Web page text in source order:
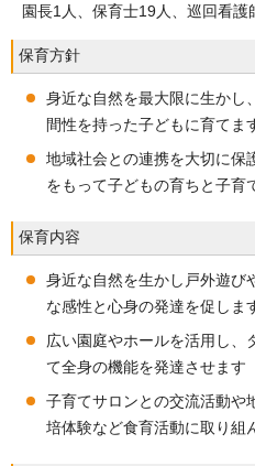
園長1人、保育士19人、巡回看護
保育方針
身近な自然を最大限に生かし
間性を持った子どもに育てま
地域社会との連携を大切に保
をもって子どもの育ちと子育
保育内容
身近な自然を生かし戸外遊び
な感性と心身の発達を促しま
広い園庭やホールを活用し、
て全身の機能を発達させます
子育てサロンとの交流活動や
培体験など食育活動に取り組